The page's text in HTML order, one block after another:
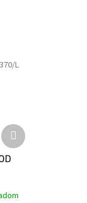
L
Ďalší
produkt